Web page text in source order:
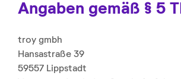
Angaben gemäß § 5
troy gmbh
Hansastraße 39
59557 Lippstadt